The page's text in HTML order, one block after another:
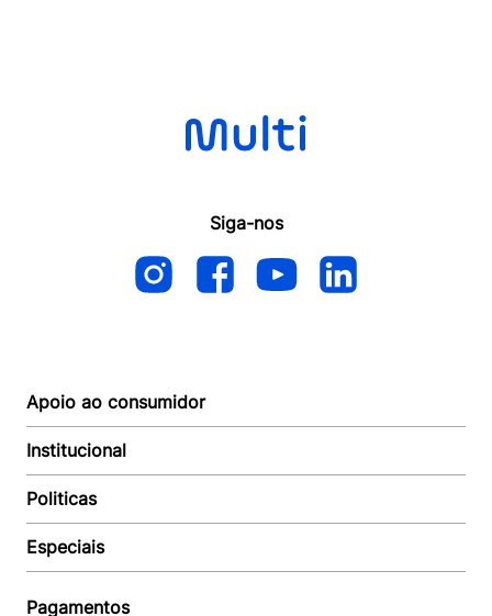
Siga-nos
Apoio ao consumidor
Autoatendimento
Suporte e reparo
Acompanhar Entrega
Baixe o APP
Institucional
Quem somos
Revendedor
Seja um Revendedor
Trabalhe conosco
Politicas
Política de Entrega
Política de Pagamento
Política de Privacidade
Especiais
Pagamentos